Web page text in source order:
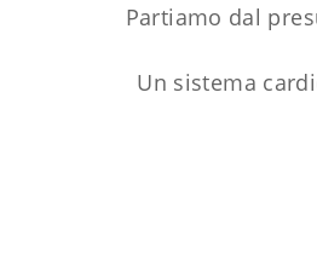
Partiamo dal
Un sistema